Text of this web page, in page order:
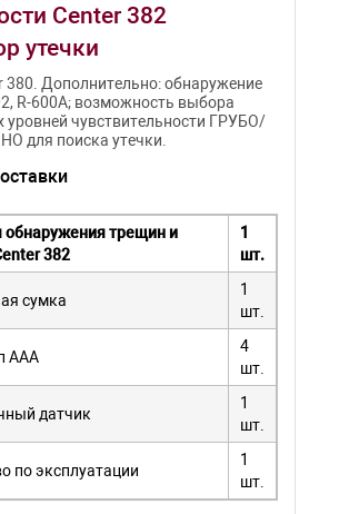
Center 382
утечки
380. Дополнительно: обнаружение
R-600A; возможность выбора
уровней чувствительности ГРУБО/
для поиска утечки.
обнаружения трещин и
382
1
шт.
сумка
1
шт.
ААА
4
шт.
датчик
1
шт.
по эксплуатации
1
шт.